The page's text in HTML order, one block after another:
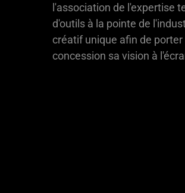
l'association de l'expertise
d'outils à la pointe de
créatif unique afin de porter
concession sa vision à